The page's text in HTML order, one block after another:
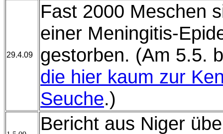
29.4.09
Fast 2000 Meschen
einer Meningitis-
gestorben. (Am 5.5.
die hier kaum zur
Seuche.)
Bericht aus Niger